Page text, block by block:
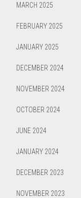
MARCH 2025
FEBRUARY 2025
JANUARY 2025
DECEMBER 2024
NOVEMBER 2024
OCTOBER 2024
JUNE 2024
JANUARY 2024
DECEMBER 2023
NOVEMBER 2023